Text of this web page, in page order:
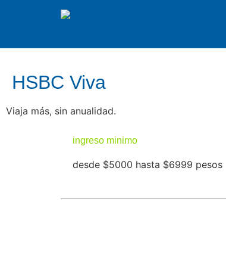
HSBC Viva
Viaja más, sin anualidad.
ingreso minimo
desde $5000 hasta $6999 pesos